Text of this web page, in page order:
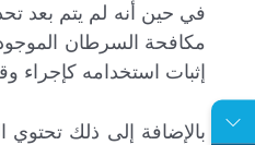
في حين أنه لم يتم بعد
مكافحة السرطان
إثبات استخدامه كإجراء
بالإضافة إلى ذلك تحتوي